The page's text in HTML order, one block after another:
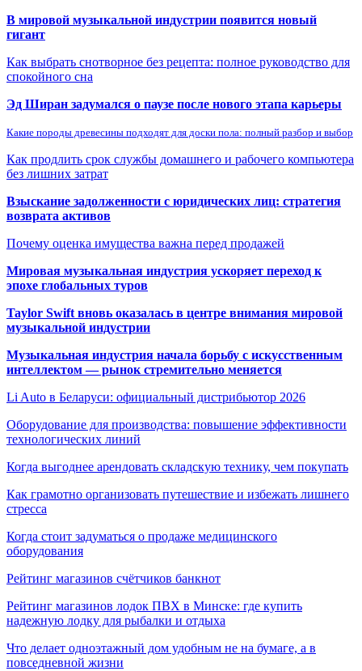
В мировой музыкальной индустрии появится новый
гигант
Как выбрать снотворное без рецепта: полное руководство для
спокойного сна
Эд Ширан задумался о паузе после нового этапа карьеры
Какие породы древесины подходят для доски пола: полный разбор и выбор
Как продлить срок службы домашнего и рабочего компьютера
без лишних затрат
Взыскание задолженности с юридических лиц: стратегия
возврата активов
Почему оценка имущества важна перед продажей
Мировая музыкальная индустрия ускоряет переход к
эпохе глобальных туров
Taylor Swift вновь оказалась в центре внимания мировой
музыкальной индустрии
Музыкальная индустрия начала борьбу с искусственным
интеллектом — рынок стремительно меняется
Li Auto в Беларуси: официальный дистрибьютор 2026
Оборудование для производства: повышение эффективности
технологических линий
Когда выгоднее арендовать складскую технику, чем покупать
Как грамотно организовать путешествие и избежать лишнего
стресса
Когда стоит задуматься о продаже медицинского
оборудования
Рейтинг магазинов счётчиков банкнот
Рейтинг магазинов лодок ПВХ в Минске: где купить
надежную лодку для рыбалки и отдыха
Что делает одноэтажный дом удобным не на бумаге, а в
повседневной жизни